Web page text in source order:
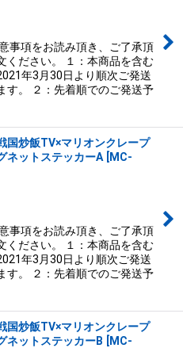
込む
事項をお読み頂き、ご了承頂
ください。 １：本商品を含む
年3月30日より順次ご発送
す。 ２：先着順でのご発送予
国炒飯TV×マリオンクレープ
ネットステッカーA
MC-
事項をお読み頂き、ご了承頂
ください。 １：本商品を含む
年3月30日より順次ご発送
す。 ２：先着順でのご発送予
国炒飯TV×マリオンクレープ
ネットステッカーB
MC-